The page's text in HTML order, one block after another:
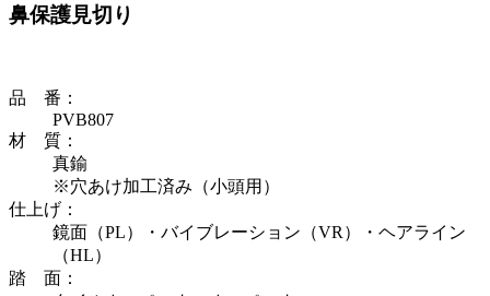
鼻保護見切り
品 番 ：
PVB807
材 質 ：
真鍮
※穴あけ加工済み（小頭用）
仕上げ ：
鏡面（PL）・バイブレーション（VR）・ヘアライン
（HL）
踏 面 ：